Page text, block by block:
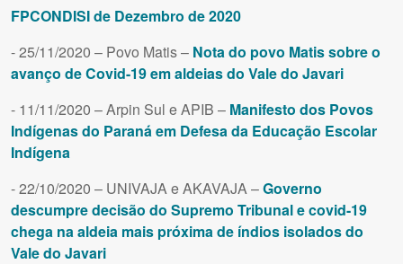
FPCONDISI de Dezembro de 2020
- 25/11/2020 – Povo Matis – Nota do povo Matis sobre o
avanço de Covid-19 em aldeias do Vale do Javari
- 11/11/2020 – Arpin Sul e APIB – Manifesto dos Povos
Indígenas do Paraná em Defesa da Educação Escolar
Indígena
- 22/10/2020 – UNIVAJA e AKAVAJA –Governo
descumpre decisão do Supremo Tribunal e covid-19
chega na aldeia mais próxima de índios isolados do
Vale do Javari